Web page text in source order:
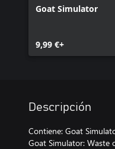
Goat Simulator
9,99 €+
Descripción
Contiene: Goat
Goat Simulator: Waste